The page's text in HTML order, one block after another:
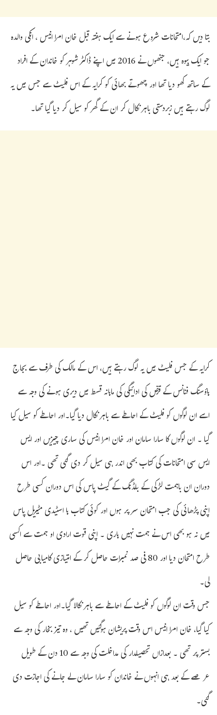
بتا دیں کہ،امتحانات شروع ہونے سے ایک ہفتہ قبل خان امرا انیس ، انکی والدہ
جو ایک بیوہ ہیں، جنھوں نے 2016 میں اپنے ڈاکٹر شوہر کو خاندان کے افراد
کے ساتھ کھو دیا تھا اور چھوتے بھائی کو کرایہ کے اس فلیٹ سے جس میں یہ
لوگ رہتے ہیں زبردستی باہر نکال کر ان کے گھر کو سیل کر دیا گیا تھا۔
کرایہ کے جس فلیٹ میں یہ لوگ رہتے ہیں، اس کے مالک کی طرف سے بجاج
ہاؤسنگ فنانس کے قرض کی ادائیگی کی ماہانہ قسط میں دیری ہونے کی وجہ سے
اسے ان لوگوں کو فلیٹ کے احاطے سے باہر نکال دیا گیا۔اور احاطے کو سیل کیا
گیا ۔ ان لوگوں کا سارا سامان اور خان امرا انیس کی ساری چیزیں اور ایس
ایس سی امتحانات کی کتاب بھی اندر ہی سیل کر دی گئی تھی ۔اور اس
دوران ان باہمت لڑکی کے بلڈنگ کے گیٹ پاس کی اس دوران کسی طرح
اپنی پڑھائی کی جب امتحان سر پر ہوں اور کوئی کتاب ہا اسٹیدی مٹیریل پاس
میں نہ ہو بھی اس نے ہمت نہیں ہاری ۔ اپنی قوت ارادی او ہمت سے اکسی
طرح امتحان دیا اور 80 فی صد نمبرات حاصل کر کے امتیازی کامیابی حاصل
لی۔
جس وقت ان لوگوں کو فلیٹ کے احاطے سے باہر نکالا گیا۔اور احاطے کو سیل
کیا گیا، خان امرا انیس اس وقت پریشان ہوگئیں تھیں ، وہ تیز بخار کی وجہ سے
بستر پر تھی ۔ بعدازاں تحصیلدار کی مداخلت کی وجہ سے 10 دن کے طویل
عرصے کے بعد ہی انہوں نے خاندان کو سارا سامان لے جانے کی اجازت دی
گئی۔